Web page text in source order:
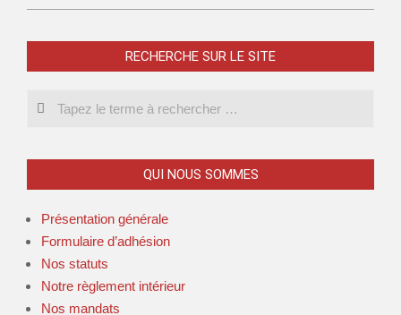
RECHERCHE SUR LE SITE
QUI NOUS SOMMES
Présentation générale
Formulaire d’adhésion
Nos statuts
Notre règlement intérieur
Nos mandats